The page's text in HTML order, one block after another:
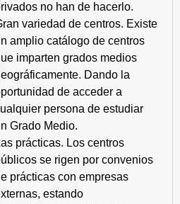
no han de hacerlo.
variedad de centros. Existe
amplio catálogo de centros
imparten grados medios
Dando la
de acceder a
persona de estudiar
Grado Medio.
prácticas. Los centros
se rigen por convenios
prácticas con empresas
estando